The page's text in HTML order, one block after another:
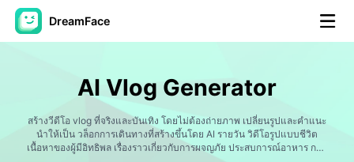
DreamFace
วิดีโออวัตาร์
วิดีโอ AI
AI Vlog Generator
สร้างวีดีโอ vlog ที่จริงและบันเทิง โดยไม่ต้องถ่ายภาพ เปลี่ยนรูปและคําแนะ
นําให้เป็น วล็อกการเดินทางที่สร้างขึ้นโดย AI รายวัน วิดีโอรูปแบบชีวิต
เนื้อหาของผู้มีอิทธิพล เรื่องราวเกี่ยวกับการผจญภัย ประสบการณ์อาหาร การ